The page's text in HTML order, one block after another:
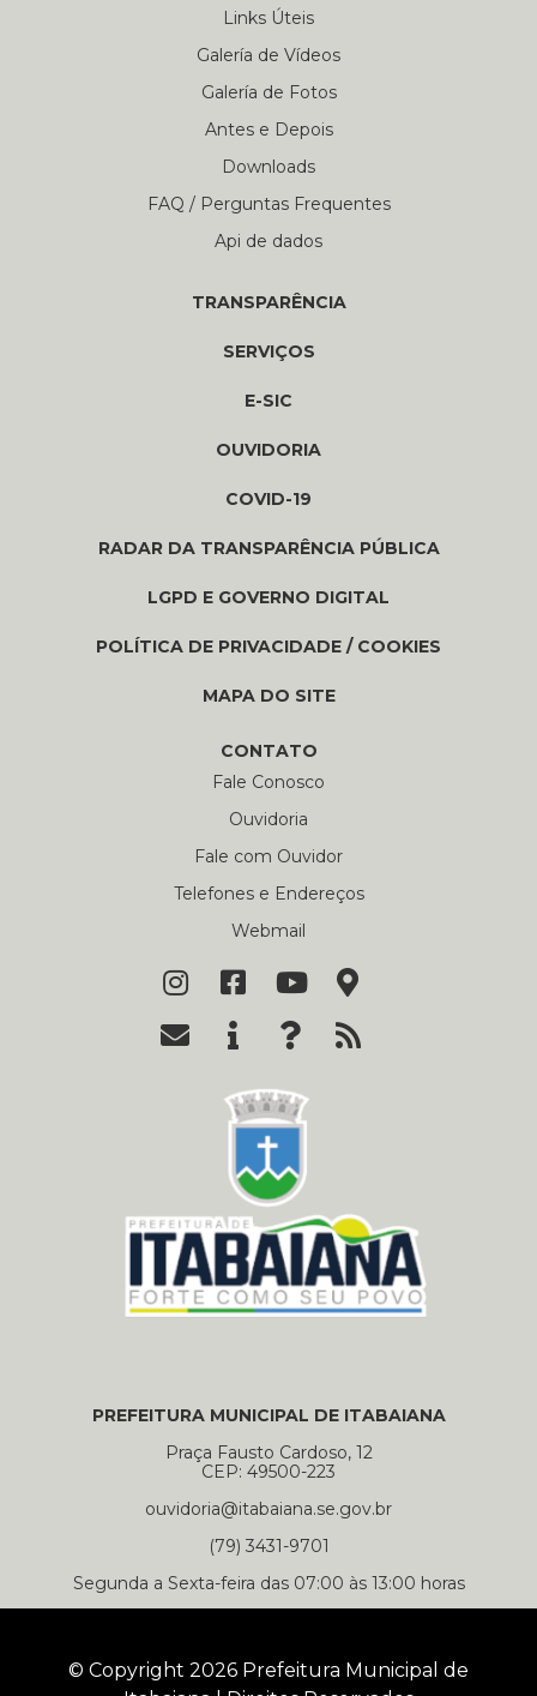
Links Úteis
Galería de Vídeos
Galería de Fotos
Antes e Depois
Downloads
FAQ / Perguntas Frequentes
Api de dados
TRANSPARÊNCIA
SERVIÇOS
E-SIC
OUVIDORIA
COVID-19
RADAR DA TRANSPARÊNCIA PÚBLICA
LGPD E GOVERNO DIGITAL
POLÍTICA DE PRIVACIDADE / COOKIES
MAPA DO SITE
CONTATO
Fale Conosco
Ouvidoria
Fale com Ouvidor
Telefones e Endereços
Webmail
PREFEITURA MUNICIPAL DE ITABAIANA
Praça Fausto Cardoso, 12
CEP: 49500-223
ouvidoria@itabaiana.se.gov.br
(79) 3431-9701
Segunda a Sexta-feira das 07:00 às 13:00 horas
© Copyright 2026 Prefeitura Municipal de